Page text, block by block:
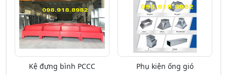
Kệ đựng bình PCCC Phụ kiện ống gió